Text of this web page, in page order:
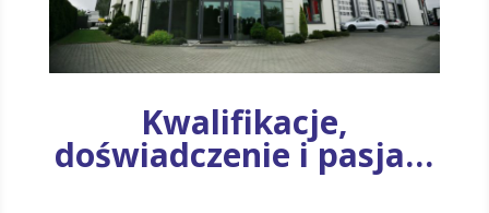
Kwalifikacje,
doświadczenie i pasja…